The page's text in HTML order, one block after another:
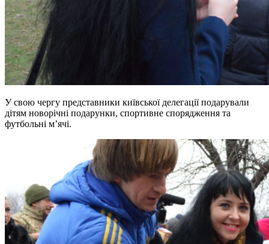
У свою чергу представники київської делегації подарували
дітям новорічні подарунки, спортивне спорядження та
футбольні м’ячі.